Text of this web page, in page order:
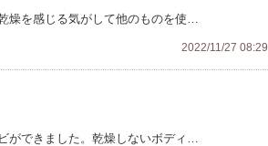
燥を感じる気がして他のものを使…
2022/11/27 08:29
ができました。乾燥しないボディ…